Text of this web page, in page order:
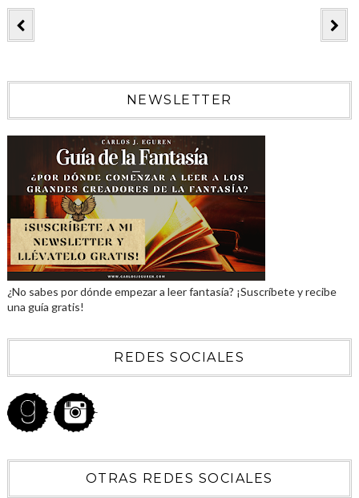
NEWSLETTER
¿No sabes por dónde empezar a leer fantasía? ¡Suscríbete y recibe
una guía gratis!
REDES SOCIALES
OTRAS REDES SOCIALES